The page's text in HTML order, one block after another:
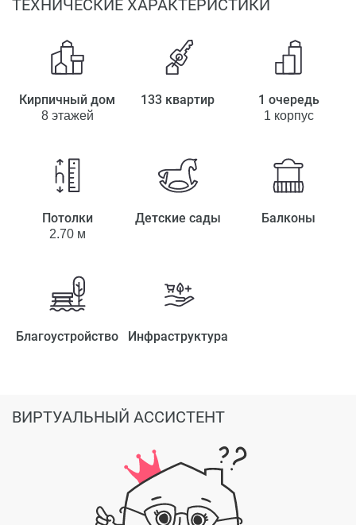
ТЕХНИЧЕСКИЕ ХАРАКТЕРИСТИКИ
Кирпичный дом
8 этажей
133 квартир 1 очередь
1 корпус
Потолки
2.70 м
Детские сады Балконы
Благоустройство Инфраструктура
ВИРТУАЛЬНЫЙ АССИСТЕНТ